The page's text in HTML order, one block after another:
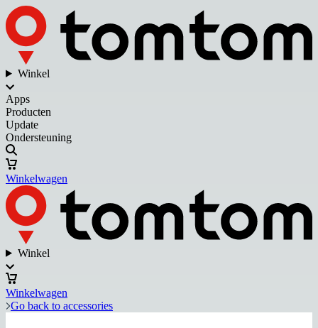
Winkel
Apps
Producten
Update
Ondersteuning
Winkelwagen
Winkel
Winkelwagen
Go back to accessories